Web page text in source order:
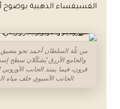
الفسيفساء الذهبية بوضوح
من تلّة السلطان أحمد نحو مضيق
والجامع الأزرق يُشكّلان سطح
قرون، فيما يمتد الجانب
الجانب الآسيوي خلف مياه